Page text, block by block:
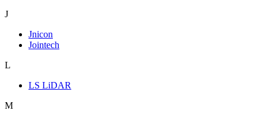
J
Jnicon
Jointech
L
LS LiDAR
M